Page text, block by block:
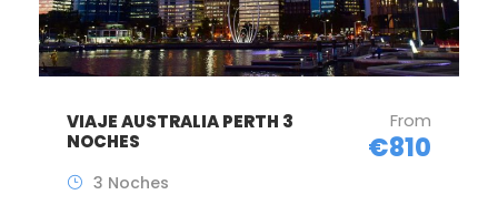
VIAJE AUSTRALIA PERTH 3
NOCHES
From
€810
3 Noches